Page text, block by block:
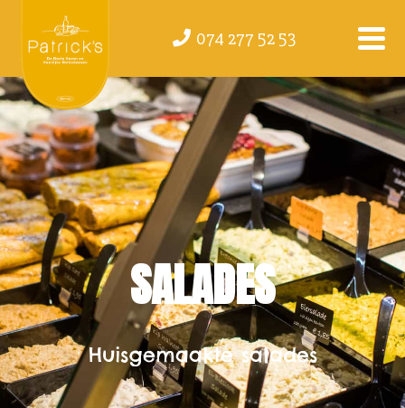
074 277 52 53
SALADES
Huisgemaakte salades